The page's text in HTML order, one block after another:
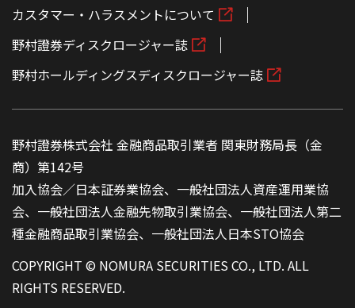
カスタマー・ハラスメントについて
野村證券ディスクロージャー誌
野村ホールディングスディスクロージャー誌
野村證券株式会社 金融商品取引業者 関東財務局長（金
商）第142号
加入協会／日本証券業協会、一般社団法人資産運用業協
会、一般社団法人金融先物取引業協会、一般社団法人第二
種金融商品取引業協会、一般社団法人日本STO協会
COPYRIGHT © NOMURA SECURITIES CO., LTD. ALL
RIGHTS RESERVED.